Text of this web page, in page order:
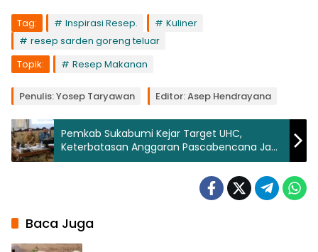
Tag: Inspirasi Resep.
Kuliner
resep sarden goreng teluar
Topik:
Resep Makanan
Penulis: Yosep Taryawan Editor: Asep Hendrayana
Pemkab Sukabumi Kejar Target UHC,
Keterbatasan Anggaran Pascabencana Jadi
Tantangan
Baca Juga